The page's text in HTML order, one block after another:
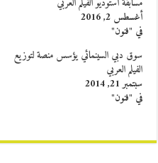
أغسطس 2, 2016
في "فنون"
سوق دبي السينمائي يؤسس منصة لتوزيع
الفيلم العربي
سبتمبر 21, 2014
في "فنون"